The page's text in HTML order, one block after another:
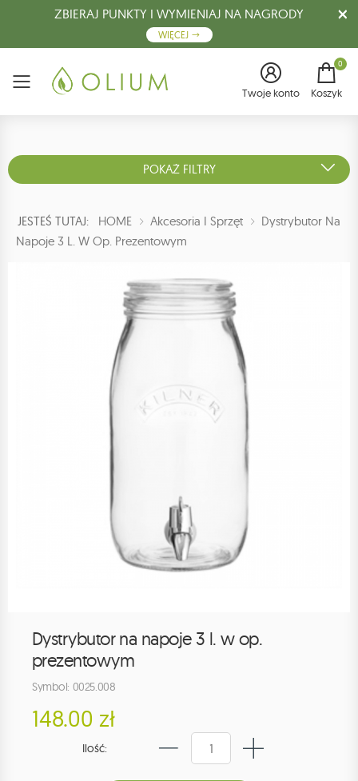
ZBIERAJ PUNKTY I WYMIENIAJ NA NAGRODY
WIĘCEJ
Menu Twoje konto
0
Koszyk
POKAŻ FILTRY
JESTEŚ TUTAJ: HOME Akcesoria I Sprzęt
Dystrybutor Na
Napoje 3 L. W Op. Prezentowym
Dystrybutor na napoje 3 l. w op.
prezentowym
Symbol: 0025.008
148.00 zł
Ilość: